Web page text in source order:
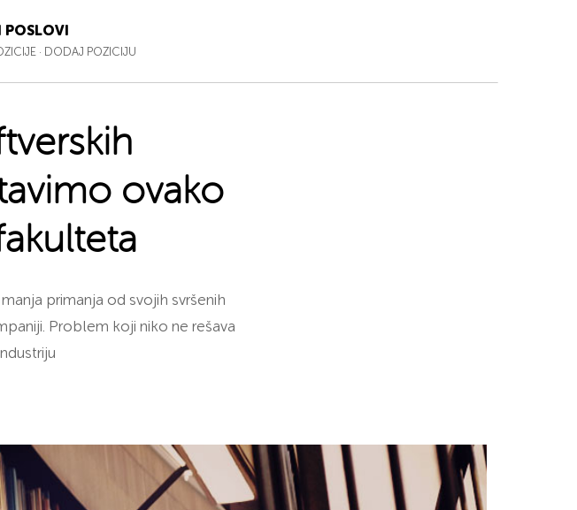
POSLOVI
· DODAJ POZICIJU
ovako
primanja od svojih svršenih
Problem koji niko ne rešava